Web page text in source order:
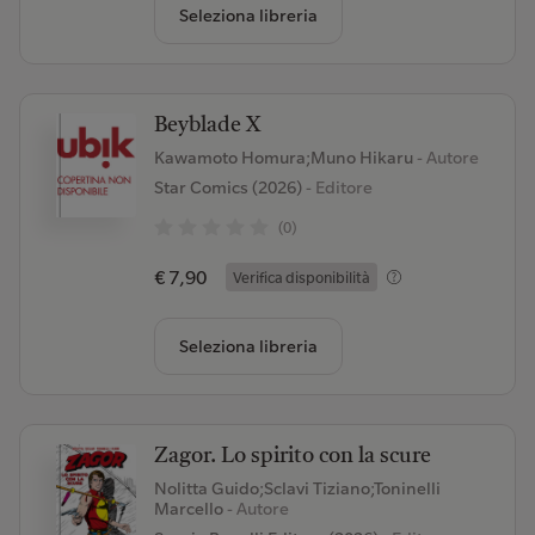
Seleziona libreria
Beyblade X
Kawamoto Homura;Muno Hikaru - Autore
Star Comics (2026)- Editore
(0)
€ 7,90 Verifica disponibilità
Seleziona libreria
Zagor. Lo spirito con la scure
Nolitta Guido;Sclavi Tiziano;Toninelli
Marcello - Autore